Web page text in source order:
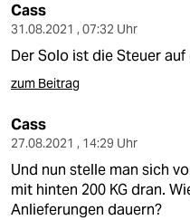
Cass
31.08.2021 , 07:32 Uhr
Der Solo ist die Steuer
zum Beitrag
Cass
27.08.2021 , 14:29 Uhr
Und nun stelle man sich
mit hinten 200 KG dran.
Anlieferungen dauern?